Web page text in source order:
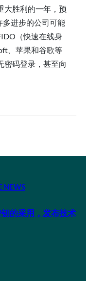
大胜利的一年，预
多进步的公司可能
（快速在线身
、苹果和谷歌等
密码登录，甚至向
NEWS
的采用，发布技术